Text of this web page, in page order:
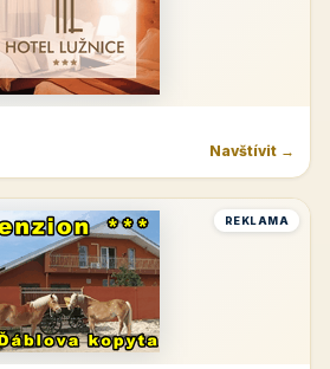
Navštívit →
REKLAMA